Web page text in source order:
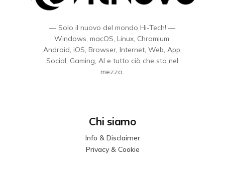
— Solo il nuovo del mondo Hi-Tech! —
Windows, macOS, Linux, Chromium,
Android, iOS, Browser, Internet, Web, App,
Social, Gaming, AI e tutto ciò che sta nel
mezzo.
Chi siamo
Info & Disclaimer
Privacy & Cookie